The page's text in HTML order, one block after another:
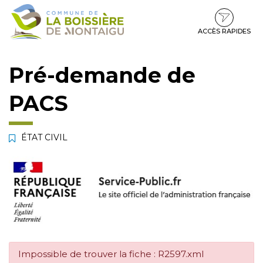
Gestion des traceurs
Aller
Aller
contenu
Aller
pied
ACCÈS RAPIDES
Pré-demande de
PACS
ÉTAT CIVIL
Impossible de trouver la fiche : R2597.xml